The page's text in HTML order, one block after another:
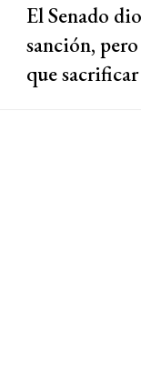
El Senado
sanción,
que